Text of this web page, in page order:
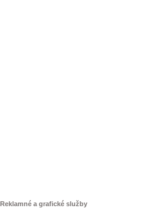
Reklamné a grafické služby